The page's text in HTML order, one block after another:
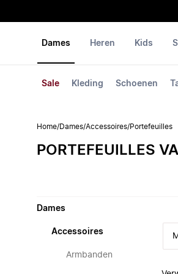
Dames
Sale Kleding Schoenen
Heren Kids
Home/Dames/Accessoires/Portefeuilles
PORTEFEUILLES
Dames
Accessoires
Armbanden